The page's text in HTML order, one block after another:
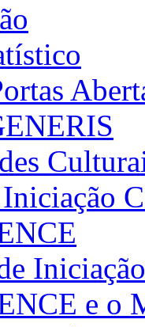
Iniciação
e o